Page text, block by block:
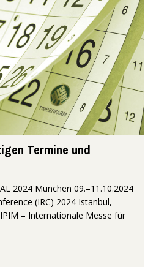
Termine und
2024 München 09.–11.10.2024
(IRC) 2024 Istanbul,
– Internationale Messe für